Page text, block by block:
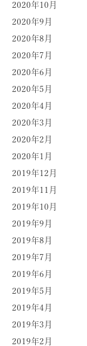
2020年10月
2020年9月
2020年8月
2020年7月
2020年6月
2020年5月
2020年4月
2020年3月
2020年2月
2020年1月
2019年12月
2019年11月
2019年10月
2019年9月
2019年8月
2019年7月
2019年6月
2019年5月
2019年4月
2019年3月
2019年2月